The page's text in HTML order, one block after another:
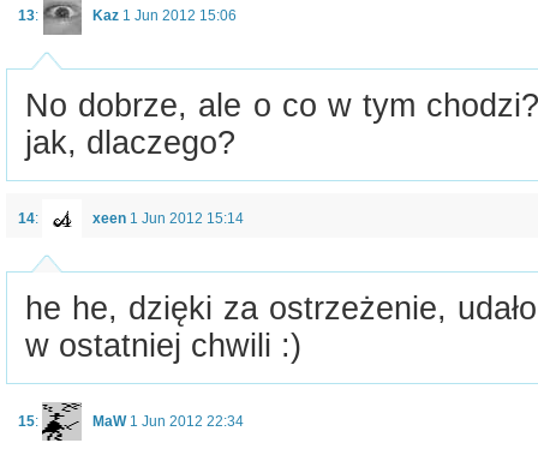
13: Kaz 1 Jun 2012 15:06
No dobrze, ale o co w tym
jak, dlaczego?
14: xeen 1 Jun 2012 15:14
he he, dzięki za ostrzeżenie,
w ostatniej chwili :)
15: MaW 1 Jun 2012 22:34